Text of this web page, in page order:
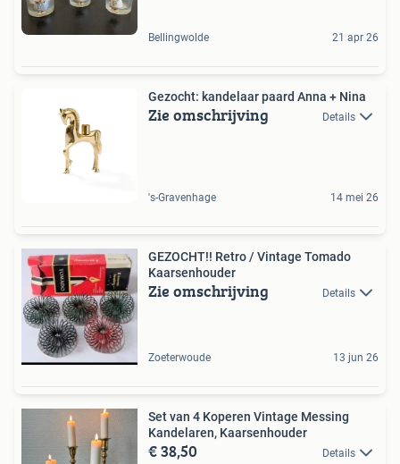
Bellingwolde 21 apr 26
Gezocht: kandelaar paard Anna + Nina
Zie omschrijving Details
's-Gravenhage 14 mei 26
GEZOCHT!! Retro / Vintage Tomado
Kaarsenhouder
Zie omschrijving Details
Zoeterwoude 13 jun 26
Set van 4 Koperen Vintage Messing
Kandelaren, Kaarsenhouder
€ 38,50 Details